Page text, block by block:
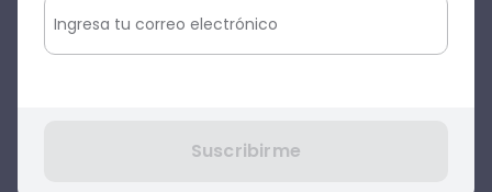
mecanismos apropiados
Generar conciencia sobre la
Suscribirme